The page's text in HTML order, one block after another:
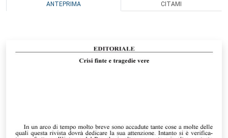
ANTEPRIMA CITAMI